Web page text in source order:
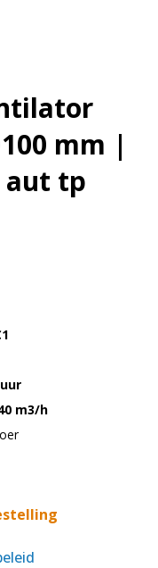
mm |
aut tp
m3/h